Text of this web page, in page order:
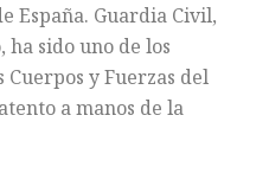
España. Guardia Civil,
ha sido uno de los
y Fuerzas del
a manos de la